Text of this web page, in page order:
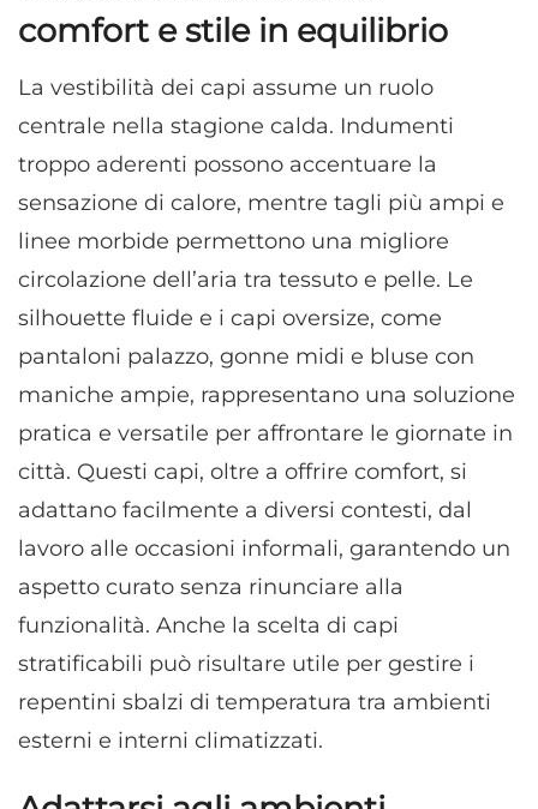
comfort e stile in equilibrio
La vestibilità dei capi assume un ruolo
centrale nella stagione calda. Indumenti
troppo aderenti possono accentuare la
sensazione di calore, mentre tagli più ampi e
linee morbide permettono una migliore
circolazione dell’aria tra tessuto e pelle. Le
silhouette fluide e i capi oversize, come
pantaloni palazzo, gonne midi e bluse con
maniche ampie, rappresentano una soluzione
pratica e versatile per affrontare le giornate in
città. Questi capi, oltre a offrire comfort, si
adattano facilmente a diversi contesti, dal
lavoro alle occasioni informali, garantendo un
aspetto curato senza rinunciare alla
funzionalità. Anche la scelta di capi
stratificabili può risultare utile per gestire i
repentini sbalzi di temperatura tra ambienti
esterni e interni climatizzati.